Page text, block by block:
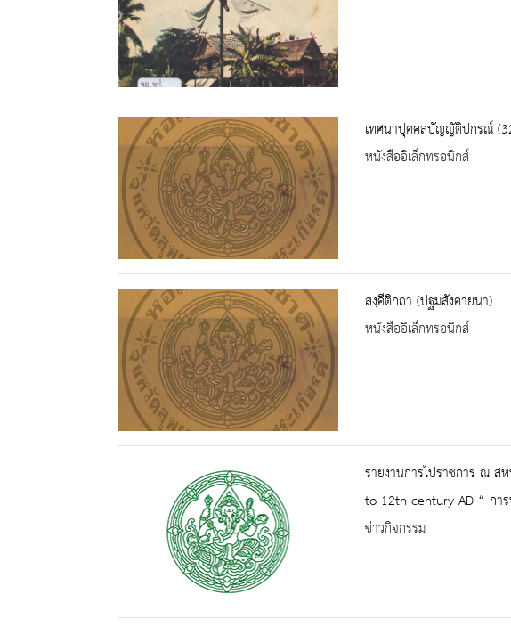
เทศนาปุคคลบัญญัติปกรณ์
หนังสืออิเล็กทรอนิกส์
สงฺคีติกถา (ปฐมสังคายนา)
หนังสืออิเล็กทรอนิกส์
รายงานการไปราชการ ณ
to 12th century AD “ กา
ข่าวกิจกรรม